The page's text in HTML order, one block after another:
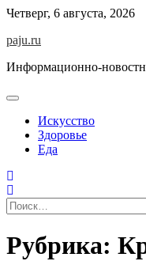
Skip
content
Четверг, 6 августа, 2026
paju.ru
Информационно-
Искусство
Здоровье
Еда
Найти:
Рубрика: